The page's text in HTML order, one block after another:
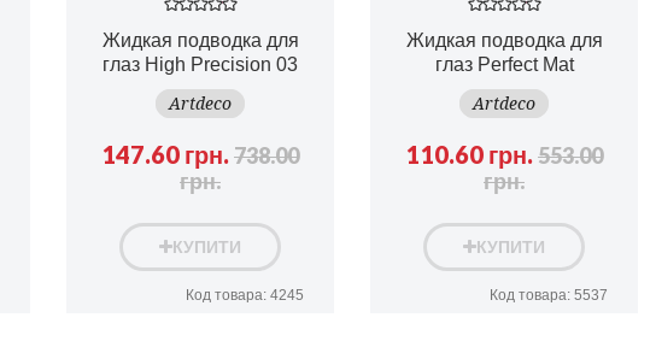
Жидкая подводка для
глаз High Precision 03
Artdeco
147.60 грн.738.00
грн.
КУПИТИ
Код товара: 4245
Жидкая подводка для
глаз Perfect Mat
Artdeco
110.60 грн.553.00
грн.
КУПИТИ
Код товара: 5537